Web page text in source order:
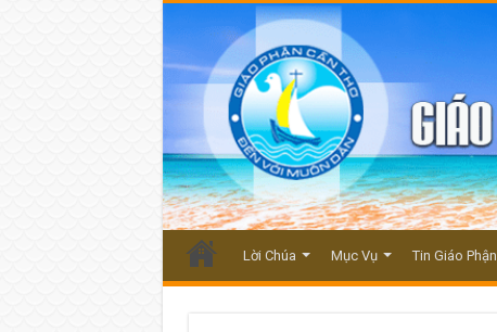
Lời Chúa Mục Vụ Tin Giáo Phận